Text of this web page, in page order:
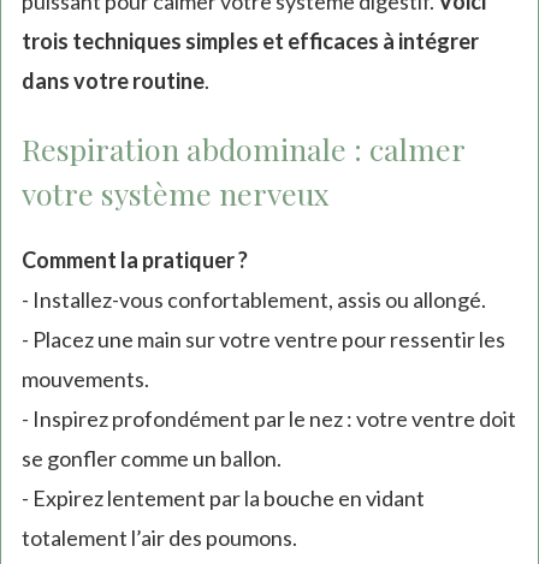
trois techniques simples et efficaces à intégrer
dans votre routine.
Respiration abdominale : calmer
votre système nerveux
Comment la pratiquer ?
- Installez-vous confortablement, assis ou allongé.
- Placez une main sur votre ventre pour ressentir les
mouvements.
- Inspirez profondément par le nez : votre ventre doit
se gonfler comme un ballon.
- Expirez lentement par la bouche en vidant
totalement l’air des poumons.